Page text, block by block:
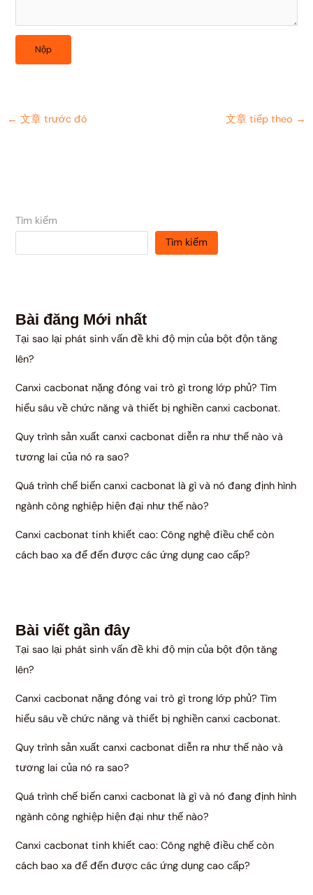
Tìm kiếm
Tìm kiếm
Bài đăng Mới nhất
Tại sao lại phát sinh vấn đề khi độ mịn của bột độn tăng
lên?
Canxi cacbonat nặng đóng vai trò gì trong lớp phủ? Tìm
hiểu sâu về chức năng và thiết bị nghiền canxi cacbonat.
Quy trình sản xuất canxi cacbonat diễn ra như thế nào và
tương lai của nó ra sao?
Quá trình chế biến canxi cacbonat là gì và nó đang định hình
ngành công nghiệp hiện đại như thế nào?
Canxi cacbonat tinh khiết cao: Công nghệ điều chế còn
cách bao xa để đến được các ứng dụng cao cấp?
Bài viết gần đây
Tại sao lại phát sinh vấn đề khi độ mịn của bột độn tăng
lên?
Canxi cacbonat nặng đóng vai trò gì trong lớp phủ? Tìm
hiểu sâu về chức năng và thiết bị nghiền canxi cacbonat.
Quy trình sản xuất canxi cacbonat diễn ra như thế nào và
tương lai của nó ra sao?
Quá trình chế biến canxi cacbonat là gì và nó đang định hình
ngành công nghiệp hiện đại như thế nào?
Canxi cacbonat tinh khiết cao: Công nghệ điều chế còn
cách bao xa để đến được các ứng dụng cao cấp?
← 文章 trước đó 文章 tiếp theo →